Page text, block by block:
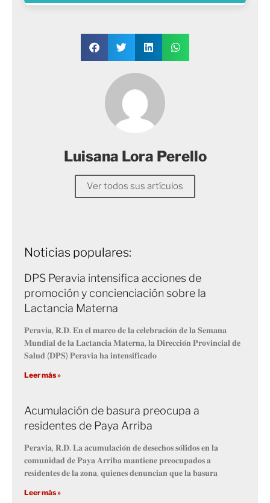
Luisana Lora Perello
Ver todos sus artículos
Noticias populares:
DPS Peravia intensifica acciones de
promoción y concienciación sobre la
Lactancia Materna
𝐏𝐞𝐫𝐚𝐯𝐢𝐚, 𝐑.𝐃. 𝐄𝐧 𝐞𝐥 𝐦𝐚𝐫𝐜𝐨 𝐝𝐞 𝐥𝐚 𝐜𝐞𝐥𝐞𝐛𝐫𝐚𝐜𝐢𝐨́𝐧 𝐝𝐞 𝐥𝐚 𝐒𝐞𝐦𝐚𝐧𝐚
𝐌𝐮𝐧𝐝𝐢𝐚𝐥 𝐝𝐞 𝐥𝐚 𝐋𝐚𝐜𝐭𝐚𝐧𝐜𝐢𝐚 𝐌𝐚𝐭𝐞𝐫𝐧𝐚, 𝐥𝐚 𝐃𝐢𝐫𝐞𝐜𝐜𝐢𝐨́𝐧 𝐏𝐫𝐨𝐯𝐢𝐧𝐜𝐢𝐚𝐥 𝐝𝐞
𝐒𝐚𝐥𝐮𝐝 (𝐃𝐏𝐒) 𝐏𝐞𝐫𝐚𝐯𝐢𝐚 𝐡𝐚 𝐢𝐧𝐭𝐞𝐧𝐬𝐢𝐟𝐢𝐜𝐚𝐝𝐨
Leer más »
Acumulación de basura preocupa a
residentes de Paya Arriba
𝐏𝐞𝐫𝐚𝐯𝐢𝐚, 𝐑.𝐃. 𝐋𝐚 𝐚𝐜𝐮𝐦𝐮𝐥𝐚𝐜𝐢𝐨́𝐧 𝐝𝐞 𝐝𝐞𝐬𝐞𝐜𝐡𝐨𝐬 𝐬𝐨́𝐥𝐢𝐝𝐨𝐬 𝐞𝐧 𝐥𝐚
𝐜𝐨𝐦𝐮𝐧𝐢𝐝𝐚𝐝 𝐝𝐞 𝐏𝐚𝐲𝐚 𝐀𝐫𝐫𝐢𝐛𝐚 𝐦𝐚𝐧𝐭𝐢𝐞𝐧𝐞 𝐩𝐫𝐞𝐨𝐜𝐮𝐩𝐚𝐝𝐨𝐬 𝐚
𝐫𝐞𝐬𝐢𝐝𝐞𝐧𝐭𝐞𝐬 𝐝𝐞 𝐥𝐚 𝐳𝐨𝐧𝐚, 𝐪𝐮𝐢𝐞𝐧𝐞𝐬 𝐝𝐞𝐧𝐮𝐧𝐜𝐢𝐚𝐧 𝐪𝐮𝐞 𝐥𝐚 𝐛𝐚𝐬𝐮𝐫𝐚
Leer más »